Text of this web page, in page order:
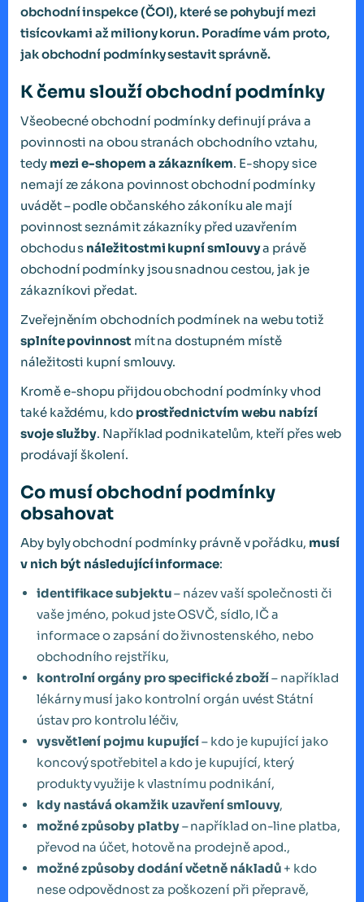
obchodní inspekce (ČOI), které se pohybují mezi
tisícovkami až miliony korun. Poradíme vám proto,
jak obchodní podmínky sestavit správně.
K čemu slouží obchodní podmínky
Všeobecné obchodní podmínky definují práva a
povinnosti na obou stranách obchodního vztahu,
tedy mezi e-shopem a zákazníkem. E-shopy sice
nemají ze zákona povinnost obchodní podmínky
uvádět – podle občanského zákoníku ale mají
povinnost seznámit zákazníky před uzavřením
obchodu s náležitostmi kupní smlouvya právě
obchodní podmínky jsou snadnou cestou, jak je
zákazníkovi předat.
Zveřejněním obchodních podmínek na webu totiž
splníte povinnost mít na dostupném místě
náležitosti kupní smlouvy.
Kromě e-shopu přijdou obchodní podmínky vhod
také každému, kdo prostřednictvím webu nabízí
svoje služby. Například podnikatelům, kteří přes web
prodávají školení.
Co musí obchodní podmínky
obsahovat
Aby byly obchodní podmínky právně v pořádku, musí
v nich být následující informace:
identifikace subjektu– název vaší společnosti či
vaše jméno, pokud jste OSVČ, sídlo, IČ a
informace o zapsání do živnostenského, nebo
obchodního rejstříku,
kontrolní orgány pro specifické zboží– například
lékárny musí jako kontrolní orgán uvést Státní
ústav pro kontrolu léčiv,
vysvětlení pojmu kupující– kdo je kupující jako
koncový spotřebitel a kdo je kupující, který
produkty využije k vlastnímu podnikání,
kdy nastává okamžik uzavření smlouvy,
možné způsoby platby– například on-line platba,
převod na účet, hotově na prodejně apod.,
možné způsoby dodání včetně nákladů + kdo
nese odpovědnost za poškození při přepravě,